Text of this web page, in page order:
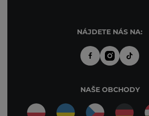
NÁJDETE NÁS NA:
NAŠE OBCHODY